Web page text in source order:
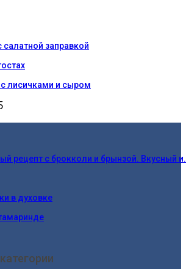
заправкой
лисичками и сыром
рецепт с брокколи и брынзой. Вкусный
в духовке